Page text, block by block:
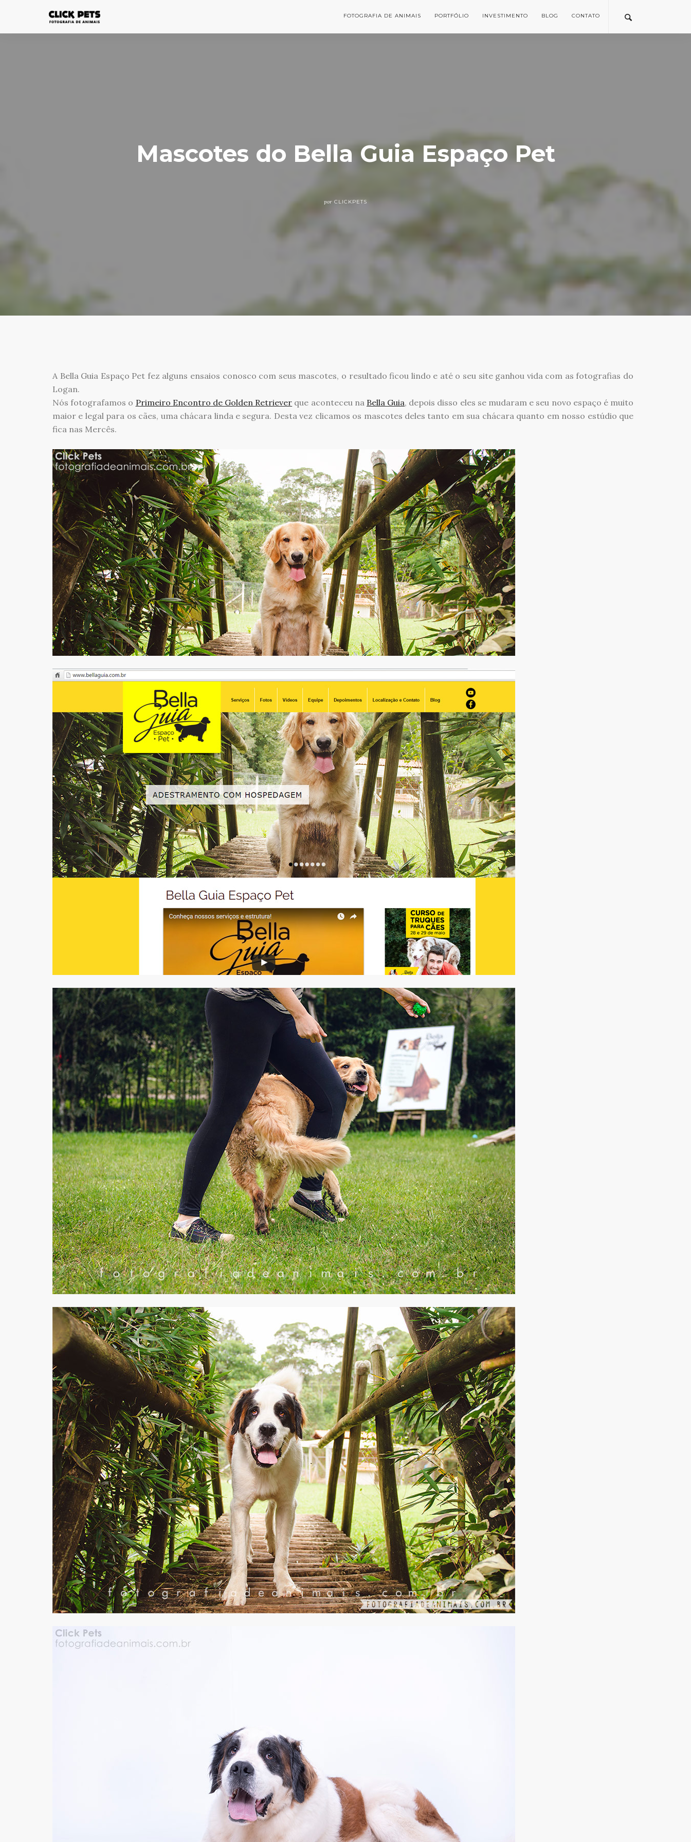
FOTOGRAFIA DE ANIMAIS PORTFÓLIO INVESTIMENTO BLOG CONTATO
Mascotes do Bella Guia Espaço Pet
por CLICKPETS
A Bella Guia Espaço Pet fez alguns ensaios conosco com seus mascotes, o resultado ficou lindo e até o seu site ganhou vida com as fotografias do
Logan.
Nós fotografamos o Primeiro Encontro de Golden Retriever que aconteceu na Bella Guia, depois disso eles se mudaram e seu novo espaço é muito
maior e legal para os cães, uma chácara linda e segura. Desta vez clicamos os mascotes deles tanto em sua chácara quanto em nosso estúdio que
fica nas Mercês.